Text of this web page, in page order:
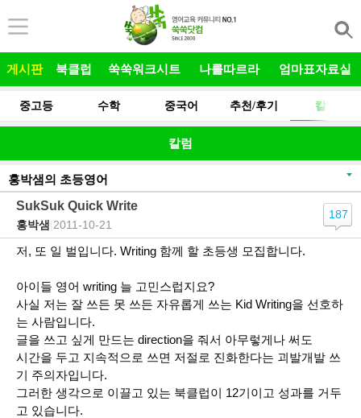
게시판 북클럽 쑥쑥워크시트 나를따르라 엄마표자료실
중고등 수학 중국어 추천/후기 칼럼
칼럼
홍박샘의 초등영어
SukSuk Quick Write
홍박샘 2011-10-21
187
저, 또 일 벌입니다. Writing 함께 할 초등생 모집합니다.
아이들 영어 writing 늘 고민스럽지요?
사실 저는 잘 쓰든 못 쓰든 자유롭게 쓰는 Kid Writing을 선호하
는 사람입니다.
글을 쓰고 싶게 만드는 direction을 줘서 아무렇게나 써도
시간을 두고 지속적으로 쓰면 저절로 진화한다는 괴발개발 쓰
기 주의자입니다.
그러한 생각으로 이끌고 있는 북클럽이 12기이고 성과를 거두
고 있습니다.